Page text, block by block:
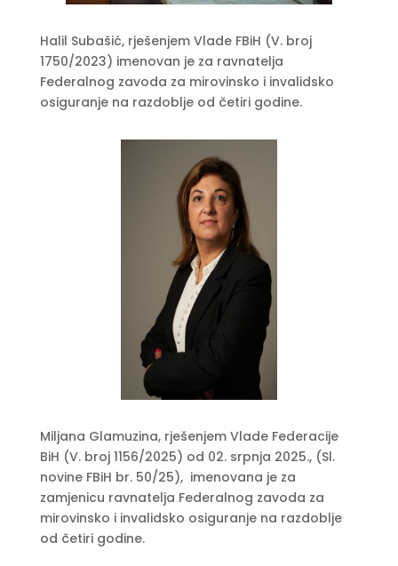
Halil Subašić, rješenjem Vlade FBiH (V. broj
1750/2023) imenovan je za ravnatelja
Federalnog zavoda za mirovinsko i invalidsko
osiguranje na razdoblje od četiri godine.
Miljana Glamuzina, rješenjem Vlade Federacije
BiH (V. broj 1156/2025) od 02. srpnja 2025., (Sl.
novine FBiH br. 50/25), imenovana je za
zamjenicu ravnatelja Federalnog zavoda za
mirovinsko i invalidsko osiguranje na razdoblje
od četiri godine.